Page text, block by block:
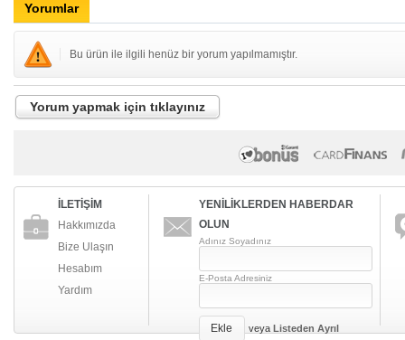
Yorumlar
Bu ürün ile ilgili henüz bir yorum yapılmamıştır.
Yorum yapmak için tıklayınız
İLETİŞİM
Hakkımızda
Bize Ulaşın
Hesabım
Yardım
YENİLİKLERDEN HABERDAR
OLUN
Adınız Soyadınız
E-Posta Adresiniz
Ekle veya Listeden Ayrıl